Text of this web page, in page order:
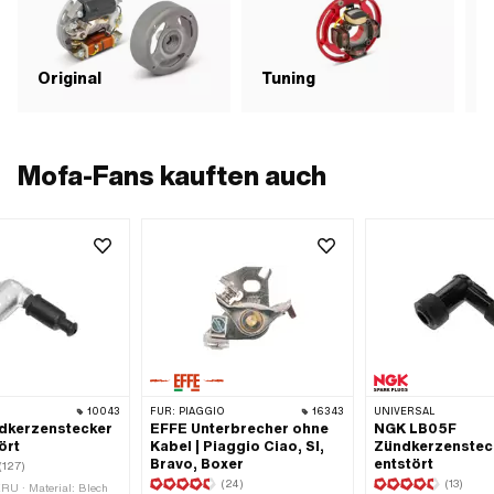
Original Tuning
Mofa-Fans kauften auch
10043
· Material: Blech
FÜR: PIAGGIO 16343
EFFE Unterbrecher ohne
Kabel | Piaggio Ciao, SI,
Bravo, Boxer
(24)
UNIVERSAL
NGK LB05F
entstört
(13)